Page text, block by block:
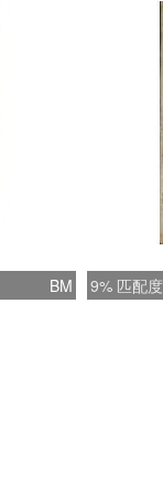
BM 9% 匹配度